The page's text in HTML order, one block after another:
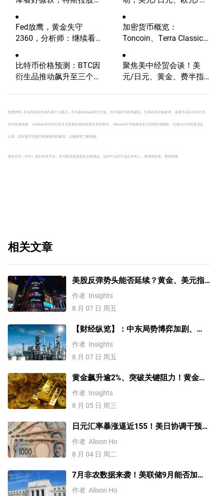
术分析
Fed放鹰，黄金失守
2360，分析师：继续看
加密货币概览：
Toncoin、Terra Classic
守80,000美元
比特币价格预测：BTC因
衍生品推动飙升至三个月
聚焦美中经贸会谈！美
元/日元、黄金、费半指
免责声明: 本文内容仅代表作者个人观点，不代表mitrade官方立场，也不能作为投资建议。文章内容仅做参考，读者不应以本文作为
任何投资依据。 mitrade对任何以本文为交易依据的结果不承担责任。 Mitrade亦不能保证本文内容的准确性。在做出任何投资决定
之前，您应该寻求独立财务顾问的建议，以确保您了解风险。
差价合约（CFD）是杠杆性产品，有可能导致您损失全部资金。这些产品并不适合所有人，请谨慎投资。 查阅详情
相关文章
美股反弹势头能否延续？黄金、美元指
数、费半指数、纳指100技术分析
作者 Insights
8 月 07 日 周五
【财经纵览】：中东局势博弈加剧、
WTI原油涨超4%，10年期美债收益率、
美元反弹，道指终结五连涨！
作者 Insights
8 月 07 日 周五
黄金飙升逾2%、突破关键阻力！黄金、
WTI原油、美元指数、纳指100指数技术
分析
作者 Insights
8 月 05 日 周三
日元汇率暴涨逼近155！美日协调干预后
，未来上涨还是下跌？
作者 Alison Ho
8 月 04 日 周二
7月非农数据来袭！美联储9月能否加
息？黄金、美元行情一触即发
作者 Alison Ho